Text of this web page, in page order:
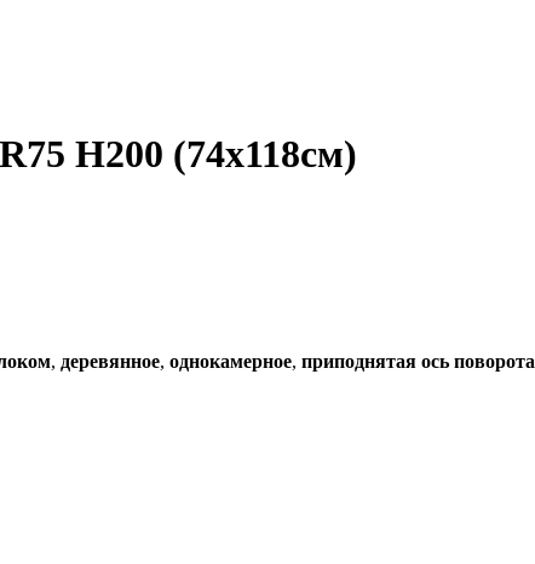
H200 (74x118см)
, деревянное, однокамерное, приподнятая ось поворота